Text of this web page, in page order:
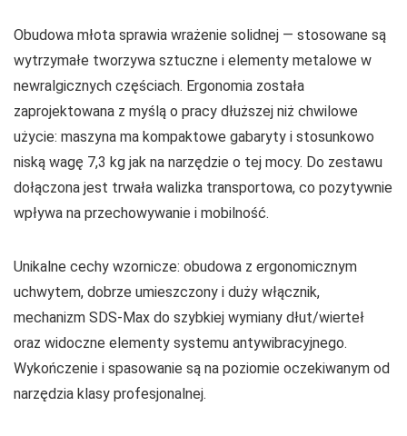
Obudowa młota sprawia wrażenie solidnej — stosowane są
wytrzymałe tworzywa sztuczne i elementy metalowe w
newralgicznych częściach. Ergonomia została
zaprojektowana z myślą o pracy dłuższej niż chwilowe
użycie: maszyna ma kompaktowe gabaryty i stosunkowo
niską wagę 7,3 kg jak na narzędzie o tej mocy. Do zestawu
dołączona jest trwała walizka transportowa, co pozytywnie
wpływa na przechowywanie i mobilność.
Unikalne cechy wzornicze: obudowa z ergonomicznym
uchwytem, dobrze umieszczony i duży włącznik,
mechanizm SDS‑Max do szybkiej wymiany dłut/wierteł
oraz widoczne elementy systemu antywibracyjnego.
Wykończenie i spasowanie są na poziomie oczekiwanym od
narzędzia klasy profesjonalnej.